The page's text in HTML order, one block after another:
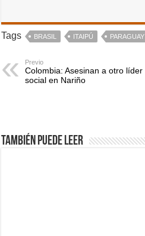
Tags BRASIL ITAIPÚ PARAGUAY
Previo
Colombia: Asesinan a otro líder
social en Nariño
También puede leer